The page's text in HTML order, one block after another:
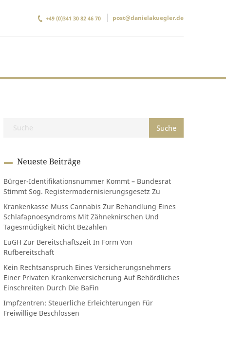
+49 (0)341 30 82 46 70 post@danielakuegler.de
Neueste Beiträge
Bürger-Identifikationsnummer Kommt – Bundesrat
Stimmt Sog. Registermodernisierungsgesetz Zu
Krankenkasse Muss Cannabis Zur Behandlung Eines
Schlafapnoesyndroms Mit Zähneknirschen Und
Tagesmüdigkeit Nicht Bezahlen
EuGH Zur Bereitschaftszeit In Form Von
Rufbereitschaft
Kein Rechtsanspruch Eines Versicherungsnehmers
Einer Privaten Krankenversicherung Auf Behördliches
Einschreiten Durch Die BaFin
Impfzentren: Steuerliche Erleichterungen Für
Freiwillige Beschlossen